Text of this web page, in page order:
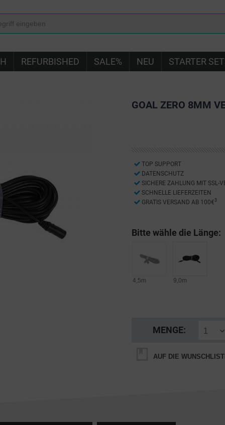
REFURBISHED SALE% NEU STARTER
GOAL ZERO 8MM
TOP SUPPORT
DATENSCHUTZ
SICHERE ZAHLUNG MIT SSL-
SCHNELLE LIEFERZEITEN
GRATIS VERSAND AB 100€ 3
Bitte wähle die Länge:
4,5m 9,0m
MENGE:
AUF DIE